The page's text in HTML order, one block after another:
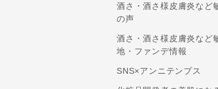
酒さ・酒さ様皮膚炎など
の声
酒さ・酒さ様皮膚炎など
地・ファンデ情報
SNS×アンニテンプス